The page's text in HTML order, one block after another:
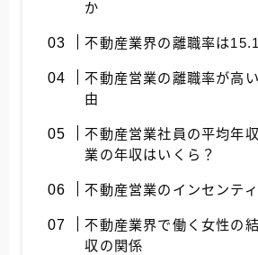
か
不動産業界の離職率は
不動産営業の離職率が高
由
不動産営業社員の平均年
業の年収はいくら？
不動産営業のインセンテ
不動産業界で働く女性の
収の関係